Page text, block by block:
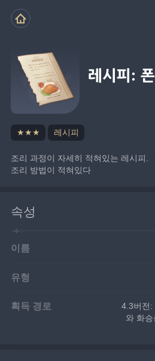
레시피:
★★★ 레시피
조리 과정이 자세히 적혀있는 레시피.
조리 방법이 적혀있다
속성
이름
유형
획득 경로
4.3버전:
와 화